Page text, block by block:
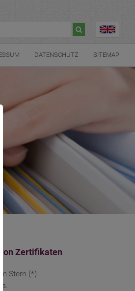

DATENSCHUTZ SITEMAP
Zertifikaten
Stern (*)